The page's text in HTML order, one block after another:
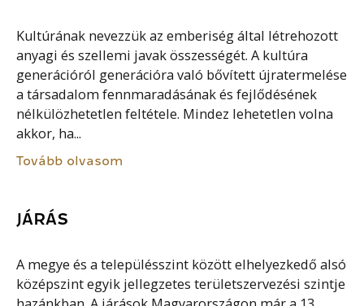
Kultúrának nevezzük az emberiség által létrehozott
anyagi és szellemi javak összességét. A kultúra
generációról generációra való bővített újratermelése
a társadalom fennmaradásának és fejlődésének
nélkülözhetetlen feltétele. Mindez lehetetlen volna
akkor, ha...
Tovább olvasom
JÁRÁS
A megye és a településszint között elhelyezkedő alsó
középszint egyik jellegzetes területszervezési szintje